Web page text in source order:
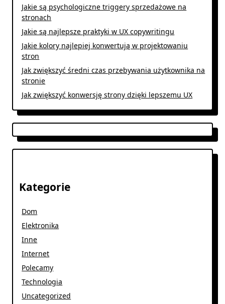
Jakie są psychologiczne triggery sprzedażowe na
stronach
Jakie są najlepsze praktyki w UX copywritingu
Jakie kolory najlepiej konwertują w projektowaniu
stron
Jak zwiększyć średni czas przebywania użytkownika na
stronie
Jak zwiększyć konwersję strony dzięki lepszemu UX
Kategorie
Dom
Elektronika
Inne
Internet
Polecamy
Technologia
Uncategorized